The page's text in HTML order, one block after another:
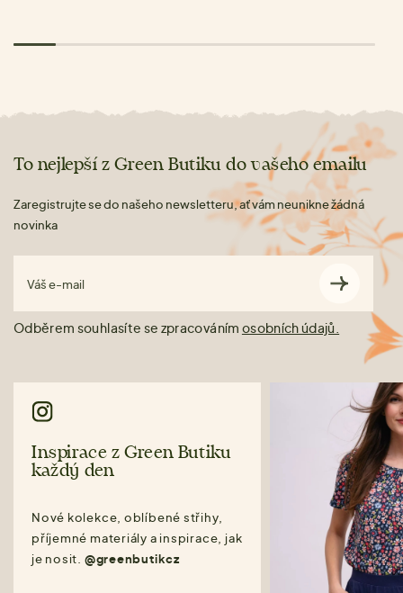
To nejlepší z Green Butiku do vašeho emailu
Zaregistrujte se do našeho newsletteru, ať vám neunikne žádná
novinka
Váš e-mail
Odběrem souhlasíte se zpracováním osobních údajů.
Inspirace z Green Butiku
každý den
Nové kolekce, oblíbené střihy,
příjemné materiály a inspirace, jak
je nosit. @greenbutikcz